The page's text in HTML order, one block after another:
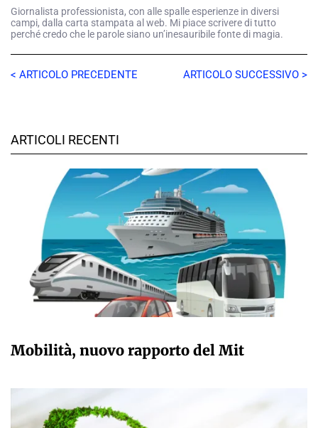
Giornalista professionista, con alle spalle esperienze in diversi
campi, dalla carta stampata al web. Mi piace scrivere di tutto
perché credo che le parole siano un’inesauribile fonte di magia.
< ARTICOLO PRECEDENTE ARTICOLO SUCCESSIVO >
ARTICOLI RECENTI
Mobilità, nuovo rapporto del Mit